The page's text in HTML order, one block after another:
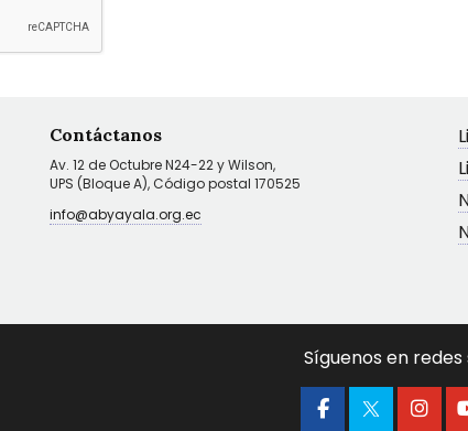
Contáctanos
Av. 12 de Octubre N24-22 y Wilson,
UPS (Bloque A), Código postal 170525
info@abyayala.org.ec
Síguenos en redes